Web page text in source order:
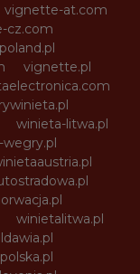
vignette-at.com
cz.com
vignette.pl
winieta-litwa.pl
winietalitwa.pl